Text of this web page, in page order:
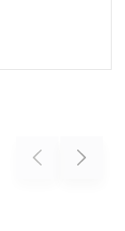
Previous Next